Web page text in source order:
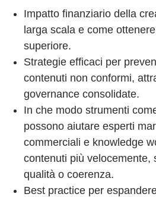
Impatto finanziario della
larga scala e come
superiore.
Strategie efficaci per
contenuti non conformi,
governance consolidate.
In che modo strumenti
possono aiutare esperti
commerciali e knowledge
contenuti più velocemente,
qualità o coerenza.
Best practice per